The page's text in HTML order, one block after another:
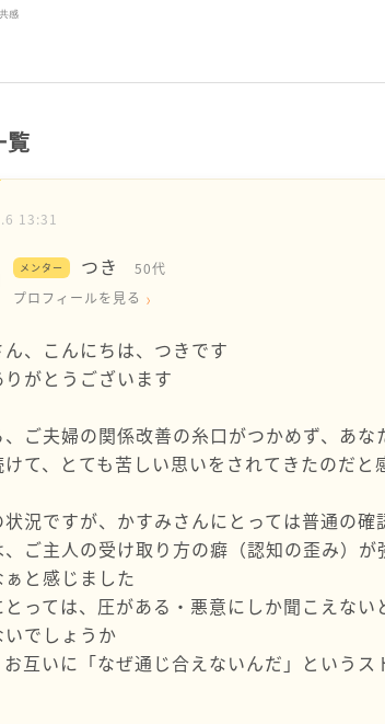
感
覧
13:31
メンター つき
50代
プロフィールを見る
、こんにちは、つきです
りがとうございます
ご夫婦の関係改善の糸口がつかめず、あ
て、とても苦しい思いをされてきたのだと
状況ですが、かすみさんにとっては普通の
、ご主人の受け取り方の癖（認知の歪み）
と感じました
とっては、圧がある・悪意にしか聞こえな
でしょうか
互いに「なぜ通じ合えないんだ」という